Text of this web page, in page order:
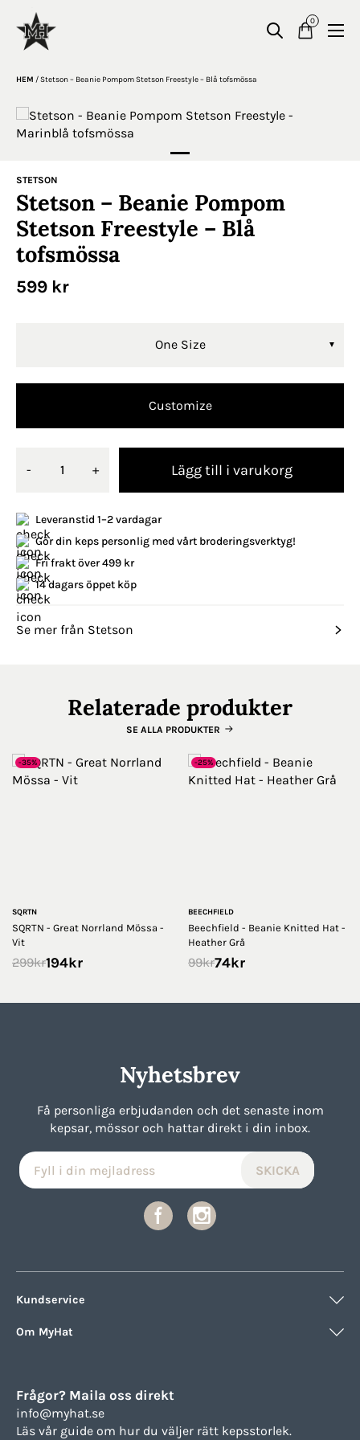
0
HEM /Stetson – Beanie Pompom Stetson Freestyle – Blå tofsmössa
STETSON
Stetson – Beanie Pompom
Stetson Freestyle – Blå
tofsmössa
599 kr
One Size
Customize
- + Lägg till i varukorg
Leveranstid 1–2 vardagar
Gör din keps personlig med vårt broderingsverktyg!
Fri frakt över 499 kr
14 dagars öppet köp
Se mer från Stetson
Relaterade produkter
SE ALLA PRODUKTER
-35%
SQRTN
SQRTN - Great Norrland Mössa -
Vit
299kr194kr
-25%
BEECHFIELD
Beechfield - Beanie Knitted Hat -
Heather Grå
99kr74kr
Nyhetsbrev
Få personliga erbjudanden och det senaste inom
kepsar, mössor och hattar direkt i din inbox.
Kundservice
Om MyHat
Frågor? Maila oss direkt
info@myhat.se
Läs vår guide om hur du väljer rätt kepsstorlek.